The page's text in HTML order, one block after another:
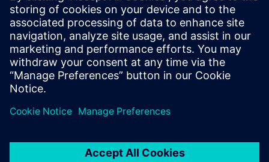
Szórólap - CERTAS Alarm Digital+
Feltételek
Riasztórendszer, amely képes riasztásokat indítani.